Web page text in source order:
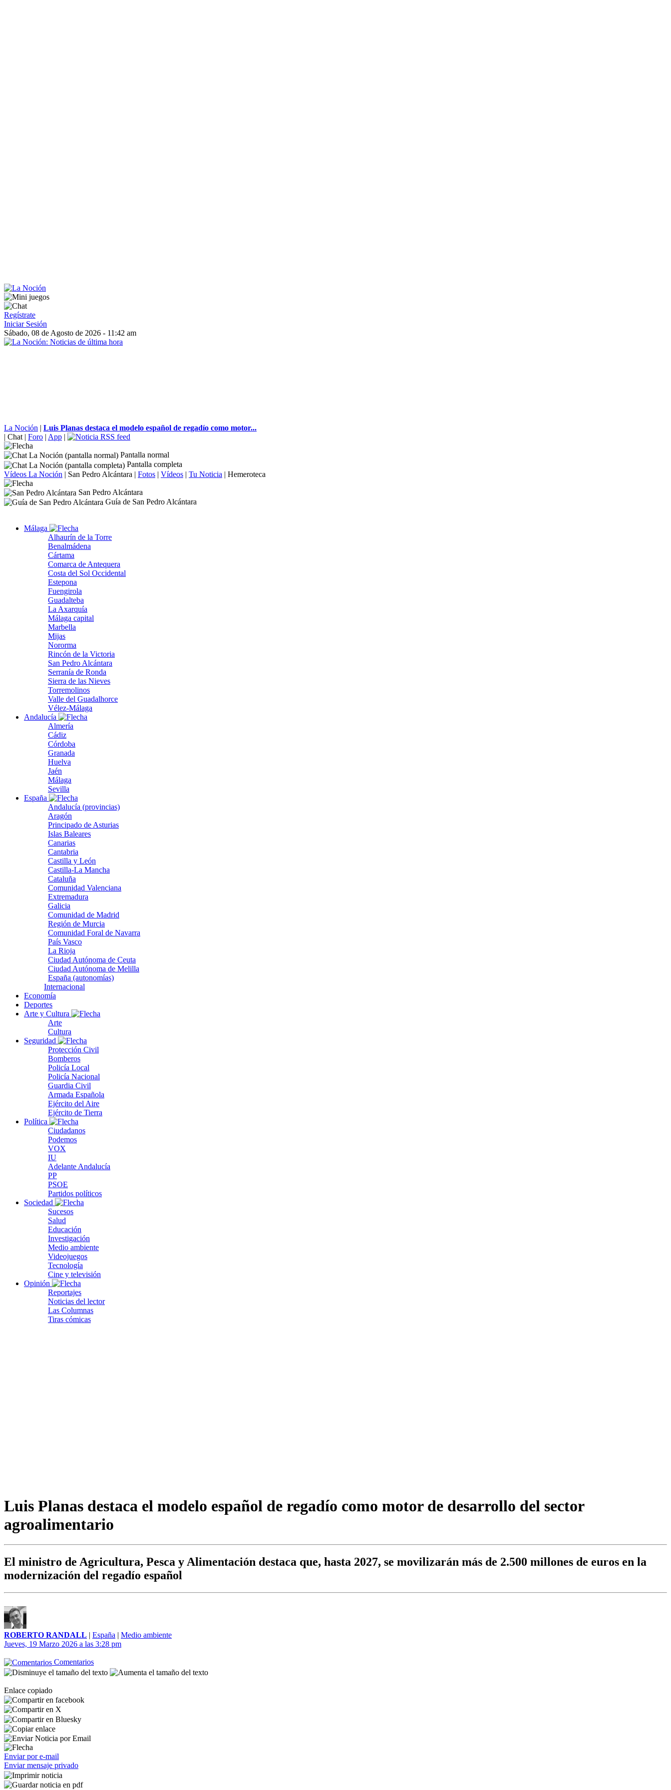
Regístrate
Iniciar Sesión
Sábado, 08 de Agosto de 2026 - 11:42 am
La Noción | Luis Planas destaca el modelo español de regadío como motor...
| Chat | Foro | App |
Pantalla normal
Pantalla completa
Vídeos La Noción | San Pedro Alcántara | Fotos | Vídeos | Tu Noticia | Hemeroteca
San Pedro Alcántara
Guía de San Pedro Alcántara
Málaga
Alhaurín de la Torre
Benalmádena
Cártama
Comarca de Antequera
Costa del Sol Occidental
Estepona
Fuengirola
Guadalteba
La Axarquía
Málaga capital
Marbella
Mijas
Nororma
Rincón de la Victoria
San Pedro Alcántara
Serranía de Ronda
Sierra de las Nieves
Torremolinos
Valle del Guadalhorce
Vélez-Málaga
Andalucía
Almería
Cádiz
Córdoba
Granada
Huelva
Jaén
Málaga
Sevilla
España
Andalucía (provincias)
Aragón
Principado de Asturias
Islas Baleares
Canarias
Cantabria
Castilla y León
Castilla-La Mancha
Cataluña
Comunidad Valenciana
Extremadura
Galicia
Comunidad de Madrid
Región de Murcia
Comunidad Foral de Navarra
País Vasco
La Rioja
Ciudad Autónoma de Ceuta
Ciudad Autónoma de Melilla
España (autonomías)
Internacional
Economía
Deportes
Arte y Cultura
Arte
Cultura
Seguridad
Protección Civil
Bomberos
Policía Local
Policía Nacional
Guardia Civil
Armada Española
Ejército del Aire
Ejército de Tierra
Política
Ciudadanos
Podemos
VOX
IU
Adelante Andalucía
PP
PSOE
Partidos políticos
Sociedad
Sucesos
Salud
Educación
Investigación
Medio ambiente
Videojuegos
Tecnología
Cine y televisión
Opinión
Reportajes
Noticias del lector
Las Columnas
Tiras cómicas
Luis Planas destaca el modelo español de regadío como motor de desarrollo del sector
agroalimentario
El ministro de Agricultura, Pesca y Alimentación destaca que, hasta 2027, se movilizarán más de 2.500 millones de euros en la
modernización del regadío español
ROBERTO RANDALL | España | Medio ambiente
Jueves, 19 Marzo 2026 a las 3:28 pm
Comentarios
Enlace copiado
Enviar por e-mail
Enviar mensaje privado